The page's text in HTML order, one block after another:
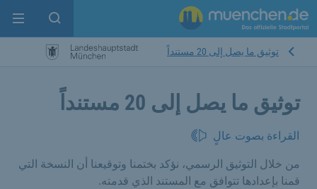
search
توثيق ما يصل إلى 20 مستنداً
توثيق ما يصل إلى 20 مستنداً
القراءة بصوت عالٍ
من خلال التوثيق الرسمي، نؤكد بختمنا وتوقيعنا أن النسخة التي
قمنا بإعدادها تتوافق مع المستند الذي قدمته.